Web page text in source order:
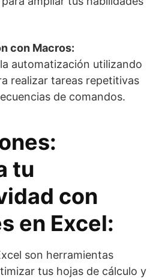
con Macros:
automatización utilizando
realizar tareas repetitivas
de comandos.
tu
con
en Excel:
son herramientas
tus hojas de cálculo y